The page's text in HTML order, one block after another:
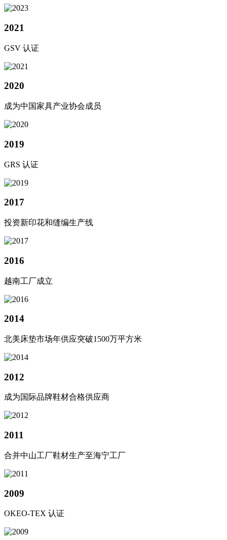
2021
GSV 认证
2020
成为中国家具产业协会成员
2019
GRS 认证
2017
投资新印花和缝编生产线
2016
越南工厂成立
2014
北美床垫市场年供应突破1500万平方米
2012
成为国际品牌鞋材合格供应商
2011
合并中山工厂鞋材生产至海宁工厂
2009
OKEO-TEX 认证